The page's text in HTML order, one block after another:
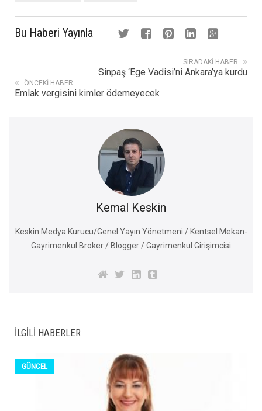
Bu Haberi Yayınla
SIRADAKI HABER
Sinpaş ‘Ege Vadisi’ni Ankara’ya kurdu
ÖNCEKI HABER
Emlak vergisini kimler ödemeyecek
Kemal Keskin
Keskin Medya Kurucu/Genel Yayın Yönetmeni / Kentsel Mekan-
Gayrimenkul Broker / Blogger / Gayrimenkul Girişimcisi
İLGILI HABERLER
GÜNCEL